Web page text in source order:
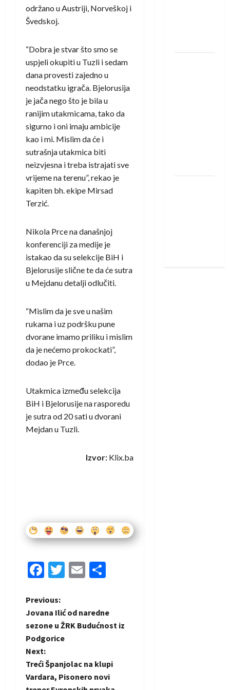
održano u Austriji, Norveškoj i
Švedskoj.
“Dobra je stvar što smo se
uspjeli okupiti u Tuzli i sedam
dana provesti zajedno u
neodstatku igrača. Bjelorusija
je jača nego što je bila u
ranijim utakmicama, tako da
sigurno i oni imaju ambicije
kao i mi. Mislim da će i
sutrašnja utakmica biti
neizvjesna i treba istrajati sve
vrijeme na terenu”, rekao je
kapiten bh. ekipe Mirsad
Terzić.
Nikola Prce na današnjoj
konferenciji za medije je
istakao da su selekcije BiH i
Bjelorusije slične te da će sutra
u Mejdanu detalji odlučiti.
“Mislim da je sve u našim
rukama i uz podršku pune
dvorane imamo priliku i mislim
da je nećemo prokockati”,
dodao je Prce.
Utakmica između selekcija
BiH i Bjelorusije na rasporedu
je sutra od 20 sati u dvorani
Mejdan u Tuzli.
Izvor: Klix.ba
Facebook
Twitter
Email
P
o
s
t
Previous:
Jovana Ilić od naredne
sezone u ŽRK Budućnost iz
Podgorice
Next:
Treći Španjolac na klupi
Vardara, Pisonero novi